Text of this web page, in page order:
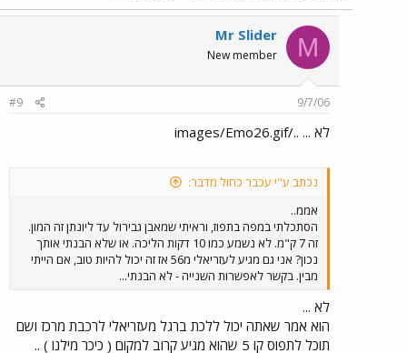
M
Mr Slider
New member
9/7/06
#9
לא ... ../images/Emo26.gif
נכתב ע"י עכבר כחול מדבר:
אממ..
הסתכלתי במפה בתפוז, וראיתי שמאבן גבירול עד ליונתן זה המון.
זה 7 ק"מ. לא נשמע כמו 10 דקות הליכה. או שלא הבנתי אותך
נכון? אני גם מגיע לעזריאלי מ56 אז זה יכול להיות טוב, אם הייתי
מבין. בקשר לאפשרות השנייה - לא הבנתי...
לא ...
הוא אמר שאתה יכול ללכת ברגל מעזריאלי לרכבת מרכז ושם
תוכל לתפוס קו 5 שהוא מגיע קרוב למקום ( כיכר מילנו ) ..